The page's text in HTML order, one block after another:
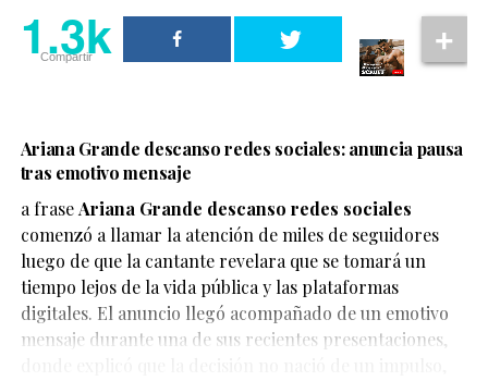
1.3k
Compartir
Ariana Grande descanso redes sociales: anuncia pausa
tras emotivo mensaje
a fraseAriana Grande descanso redes sociales
comenzó a llamar la atención de miles de seguidores
luego de que la cantante revelara que se tomará un
tiempo lejos de la vida pública y las plataformas
digitales. El anuncio llegó acompañado de un emotivo
mensaje durante una de sus recientes presentaciones,